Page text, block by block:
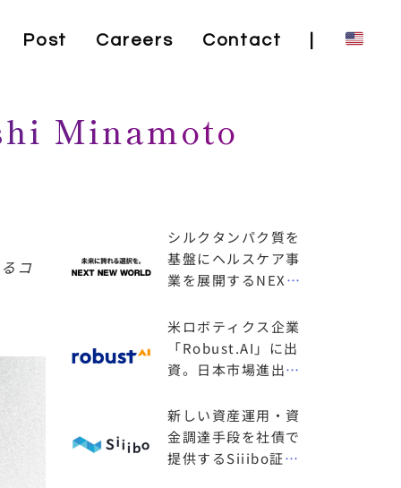
Post Careers Contact
Minamoto
コ
シルクタンパク質を
基盤にヘルスケア事
業を展開するNEXT
ード投資家として継
続出資
米ロボティクス企業
「Robust.AI」に出
資。日本市場進出も
新しい資産運用・資
金調達手段を社債で
提供するSiiibo証券